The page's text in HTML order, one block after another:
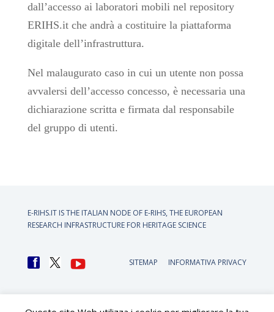
dall’accesso ai laboratori mobili nel repository
ERIHS.it che andrà a costituire la piattaforma
digitale dell’infrastruttura.
Nel malaugurato caso in cui un utente non possa
avvalersi dell’accesso concesso, è necessaria una
dichiarazione scritta e firmata dal responsabile
del gruppo di utenti.
E-RIHS.IT IS THE ITALIAN NODE OF E-RIHS, THE EUROPEAN
RESEARCH INFRASTRUCTURE FOR HERITAGE SCIENCE
SITEMAP INFORMATIVA PRIVACY